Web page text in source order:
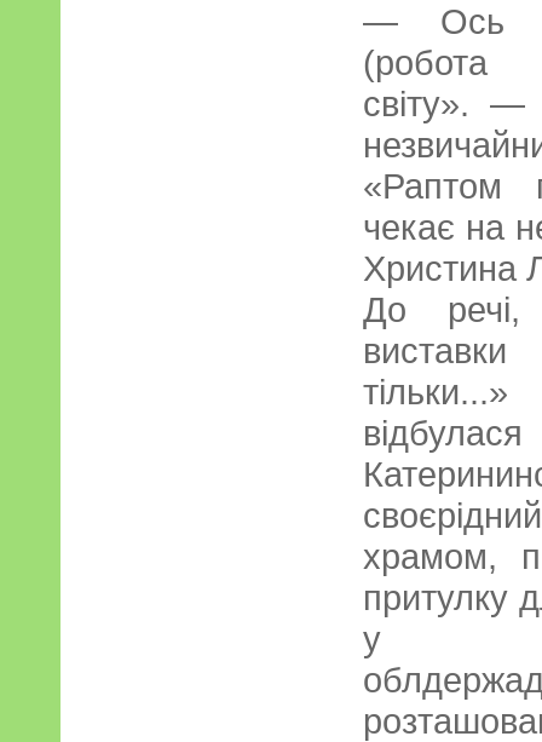
— Ось
(робота
світу».
«Раптом
чекає на
Христина
До речі,
храмом,
притулку
у